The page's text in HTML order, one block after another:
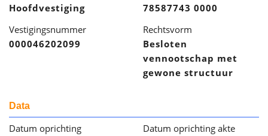
Hoofdvestiging
78587743 0000
Vestigingsnummer
000046202099
Rechtsvorm
Besloten
vennootschap met
gewone structuur
Data
Datum oprichting
Datum oprichting akte